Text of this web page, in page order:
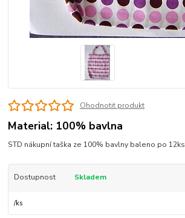
Ohodnotit produkt
Material: 100% bavlna
STD nákupní taška ze 100% bavlny baleno po 12ks
Dostupnost Skladem
/ks